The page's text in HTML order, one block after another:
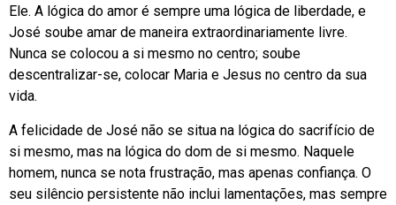
Ele. A lógica do amor é sempre uma lógica de liberdade, e
José soube amar de maneira extraordinariamente livre.
Nunca se colocou a si mesmo no centro; soube
descentralizar-se, colocar Maria e Jesus no centro da sua
vida.
A felicidade de José não se situa na lógica do sacrifício de
si mesmo, mas na lógica do dom de si mesmo. Naquele
homem, nunca se nota frustração, mas apenas confiança. O
seu silêncio persistente não inclui lamentações, mas sempre